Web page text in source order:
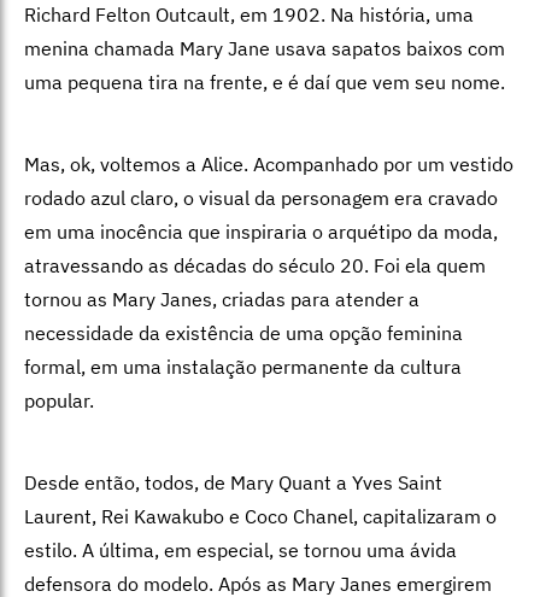
Richard Felton Outcault, em 1902. Na história, uma
menina chamada Mary Jane usava sapatos baixos com
uma pequena tira na frente, e é daí que vem seu nome.
Mas, ok, voltemos a Alice. Acompanhado por um vestido
rodado azul claro, o visual da personagem era cravado
em uma inocência que inspiraria o arquétipo da moda,
atravessando as décadas do século 20. Foi ela quem
tornou as Mary Janes, criadas para atender a
necessidade da existência de uma opção feminina
formal, em uma instalação permanente da cultura
popular.
Desde então, todos, de Mary Quant a Yves Saint
Laurent, Rei Kawakubo e Coco Chanel, capitalizaram o
estilo. A última, em especial, se tornou uma ávida
defensora do modelo. Após as Mary Janes emergirem